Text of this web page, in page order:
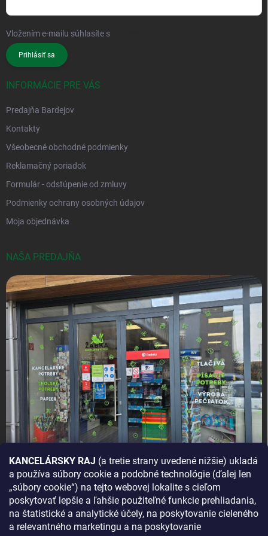
KANCELÁRSKY RAJ (a tretie strany uvedené nižšie) ukladá
a používa súbory cookie a podobné technológie (ďalej len
„súbory cookie“) na tejto webovej lokalite s cieľom
poskytovať lepšie a ľahšie použiteľné funkcie prehliadania,
na štatistické a analytické účely, na poskytovanie cieleného
a relevantného marketingu a na poskytovanie
Vložením e-mailu súhlasíte s
Prihlásiť sa
INFORMÁCIE PRE VÁS
Predajňa Bardejov
Kontakty
Všeobecné obchodné podmienky
Reklamačný poriadok
Formulár - odstúpenie od zmluvy
Podmienky ochrany osobných údajov
Moja objednávka
NAŠA PREDAJŇA
AKO SA K NÁM DOSTANETE?